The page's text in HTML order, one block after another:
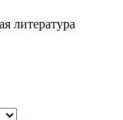
литература